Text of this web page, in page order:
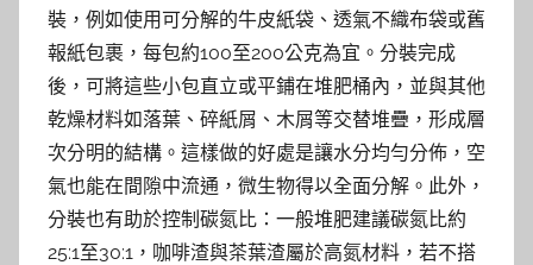
裝，例如使用可分解的牛皮紙袋、透氣不織布袋或舊
報紙包裹，每包約100至200公克為宜。分裝完成
後，可將這些小包直立或平鋪在堆肥桶內，並與其他
乾燥材料如落葉、碎紙屑、木屑等交替堆疊，形成層
次分明的結構。這樣做的好處是讓水分均勻分佈，空
氣也能在間隙中流通，微生物得以全面分解。此外，
分裝也有助於控制碳氮比：一般堆肥建議碳氮比約
25:1至30:1，咖啡渣與茶葉渣屬於高氮材料，若不搭